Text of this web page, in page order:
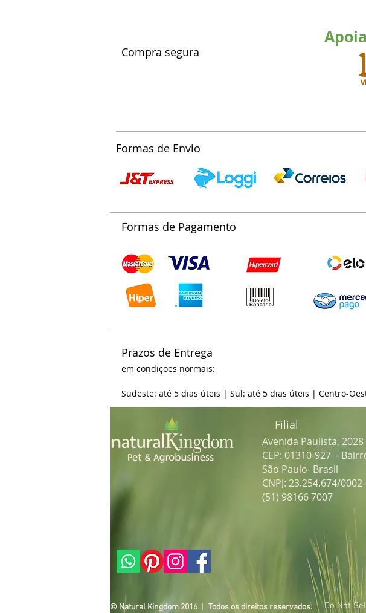
Compra segura
Formas de Envio
Formas de Pagamento
Prazos de Entrega
em condições normais:
Sudeste: até 5 dias úteis | Sul: até 5 dias úteis | Centro-
Filial
Avenida Paulista, 2028
CEP: 01310-927 -
São Paulo- Brasil
CNPJ: 23.254.674/
(51) 98166 7007
© Natural Kingdom 2016 | Todos os direitos reservados. Do Not